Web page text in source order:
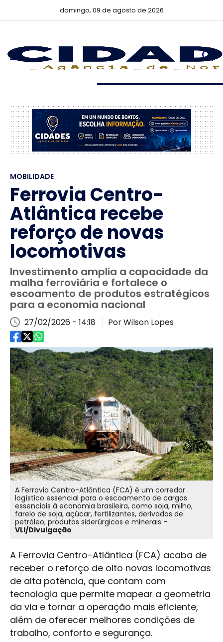
domingo, 09 de agosto de 2026
MOBILIDADE
Ferrovia Centro-
Atlântica recebe
reforço de novas
locomotivas
Investimento amplia a capacidade da
malha ferroviária e fortalece o
escoamento de produtos estratégicos
para a economia nacional
27/02/2026 - 14:18 Por Wilson Lopes
A Ferrovia Centro-Atlântica (FCA) é um corredor
logístico essencial para o escoamento de cargas
essenciais à economia brasileira, como soja, milho,
farelo de soja, açúcar, fertilizantes, derivados de
petróleo, produtos siderúrgicos e minerais -
VLI/Divulgação
A Ferrovia Centro-Atlântica (FCA) acaba de
receber o reforço de oito novas locomotivas
de alta potência, que contam com
tecnologia que permite mapear a geometria
da via e tornar a operação mais eficiente,
além de oferecer melhores condições de
trabalho, conforto e segurança.